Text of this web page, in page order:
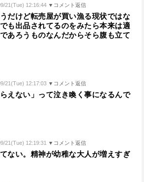
21(Tue) 12:16:44 ▼コメント返信
だけど転売屋が買い漁る現状ではな
も出品されてるのをみたら本来は適
あろうものなんだからそら腹も立て
21(Tue) 12:17:03 ▼コメント返信
えない」って泣き喚く事になるんで
21(Tue) 12:19:31 ▼コメント返信
ない。精神が幼稚な大人が増えすぎ